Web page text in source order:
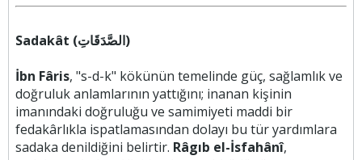
Sadakât (الصَّدَقَاتِ)
İbn Fâris, "s-d-k" kökünün temelinde güç, sağlamlık ve
doğruluk anlamlarının yattığını; inanan kişinin
imanındaki doğruluğu ve samimiyeti maddi bir
fedakârlıkla ispatlamasından dolayı bu tür yardımlara
sadaka denildiğini belirtir. Râgıb el-İsfahânî,